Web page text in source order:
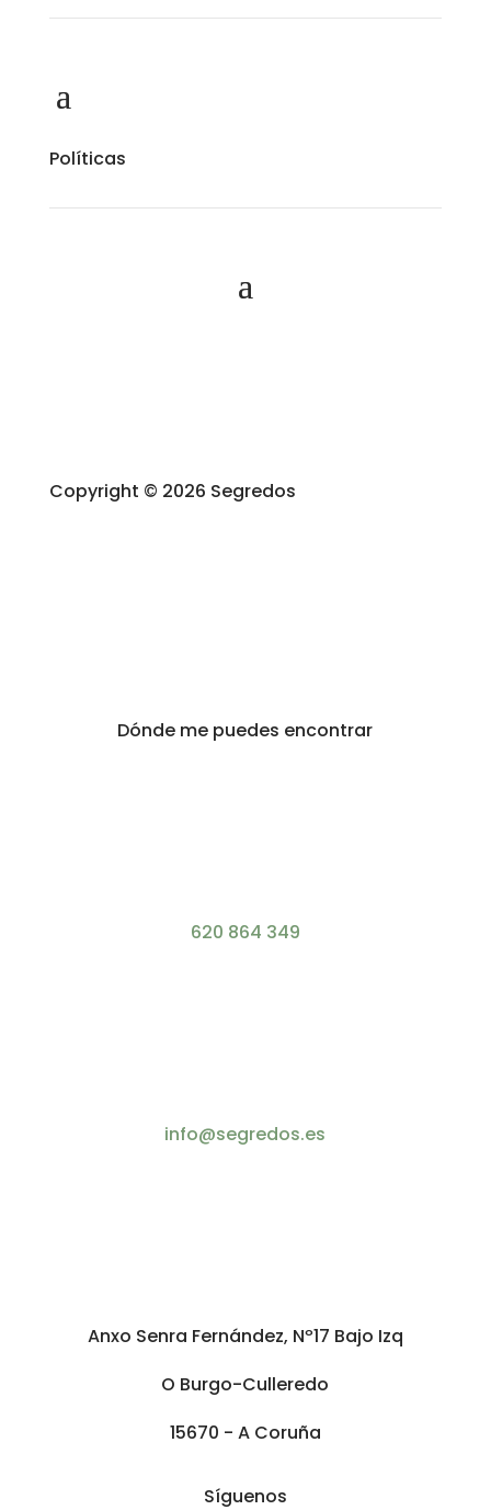
Políticas
Copyright © 2026 Segredos
Dónde me puedes encontrar
620 864 349
info@segredos.es
Anxo Senra Fernández, Nº17 Bajo Izq
O Burgo-Culleredo
15670 - A Coruña
Síguenos